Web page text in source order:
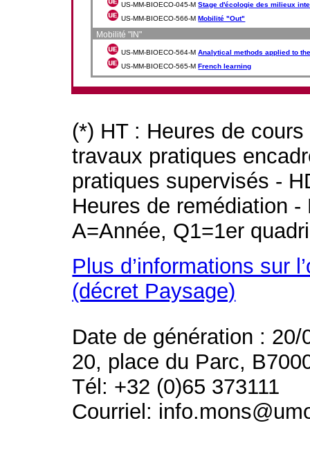
US-MM-BIOECO-045-MStage d'écologie des milieux
US-MM-BIOECO-566-MMobilité "Out"
Mobilité "IN"
US-MM-BIOECO-564-MAnalytical methods applied to
US-MM-BIOECO-565-MFrench learning
(*) HT : Heures de
travaux pratiques
pratiques supervisés -
Heures de remédiation
A=Année, Q1=1er
Plus d’informations sur
(décret Paysage)
Date de génération : 20/
20, place du Parc,
Tél: +32 (0)65 373111
Courriel: